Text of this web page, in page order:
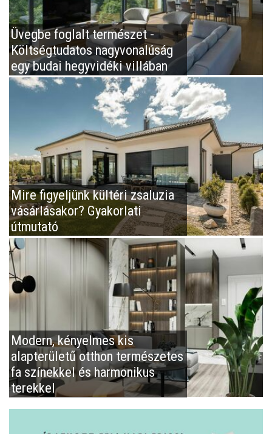
Üvegbe foglalt természet -
Költségtudatos nagyvonalúság
egy budai hegyvidéki villában
Mire figyeljünk kültéri zsaluzia
vásárlásakor? Gyakorlati
útmutató
Modern, kényelmes kis
alapterületű otthon természetes
fa színekkel és harmonikus
terekkel